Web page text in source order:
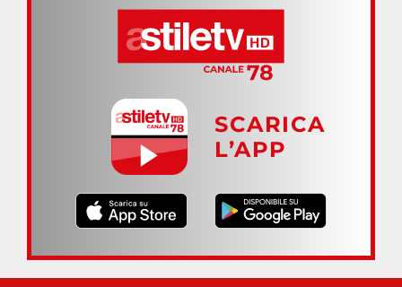
SCARICA
L’APP